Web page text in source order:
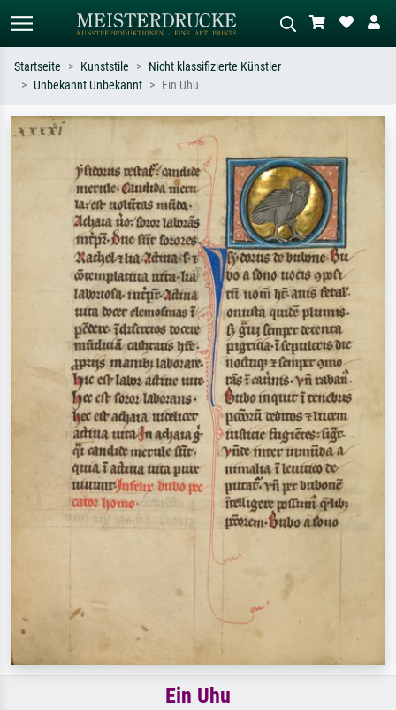
Suchen Sie nach Künstlern, Werktiteln
oder Stilen – z.B. Monet,
Sternennacht, Impressionismus, Welle
Hokusai, Akt.
Wiese, Abstrakt mit viel Rot, Dunkles
Ölgemälde, Stehender Akt neben einem
Baum.
Startseite Kunststile
Nicht klassifizierte Künstler
Unbekannt Unbekannt
Ein Uhu
Ein Uhu